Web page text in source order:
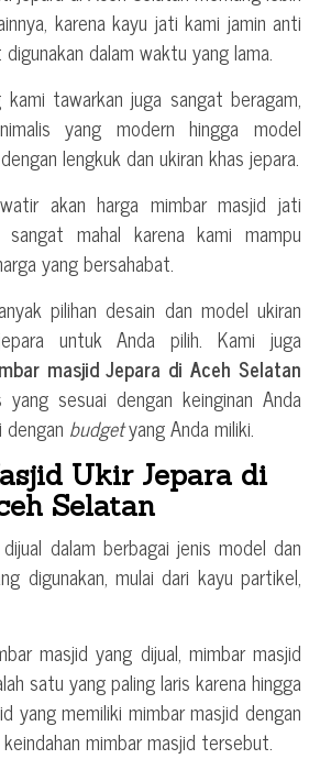
karena kayu jati kami jamin anti
dalam waktu yang lama.
tawarkan juga sangat beragam,
yang modern hingga model
lengkuk dan ukiran khas jepara.
akan harga mimbar masjid jati
mahal karena kami mampu
yang bersahabat.
pilihan desain dan model ukiran
untuk Anda pilih. Kami juga
masjid Jepara di Aceh Selatan
sesuai dengan keinginan Anda
budgetyang Anda miliki.
Ukir Jepara di
Selatan
dalam berbagai jenis model dan
digunakan, mulai dari kayu partikel,
masjid yang dijual, mimbar masjid
satu yang paling laris karena hingga
yang memiliki mimbar masjid dengan
mimbar masjid tersebut.